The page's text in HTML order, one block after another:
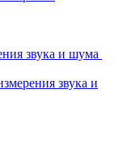
звука и шума
звука и